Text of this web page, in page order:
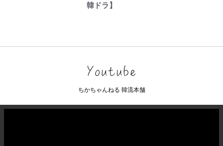
韓ドラ】
ちかちゃんねる 韓流本舗